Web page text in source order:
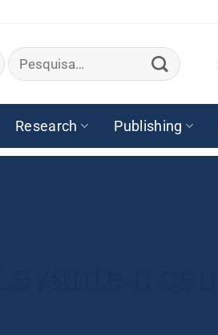
Pesquisar
por:
Research Publishing